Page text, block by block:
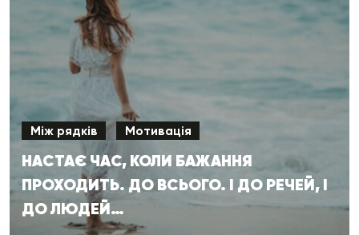
Між рядків Мотивація
НАСТАЄ ЧАС, КОЛИ БАЖАННЯ
ПРОХОДИТЬ. ДО ВСЬОГО. І ДО РЕЧЕЙ, І
ДО ЛЮДЕЙ…